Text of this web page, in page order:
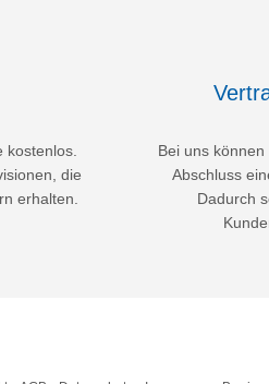
kostenlos.
die
erhalten.
Bei uns
Abschluss
Dadurch